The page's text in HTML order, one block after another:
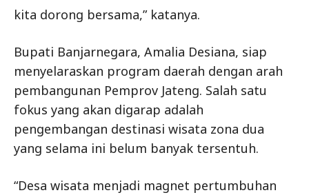
kita dorong bersama,” katanya.
Bupati Banjarnegara, Amalia Desiana, siap
menyelaraskan program daerah dengan arah
pembangunan Pemprov Jateng. Salah satu
fokus yang akan digarap adalah
pengembangan destinasi wisata zona dua
yang selama ini belum banyak tersentuh.
“Desa wisata menjadi magnet pertumbuhan